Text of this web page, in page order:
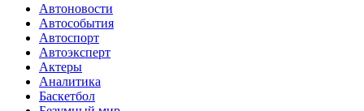
Автоновости
Автособытия
Автоспорт
Автоэксперт
Актеры
Аналитика
Баскетбол